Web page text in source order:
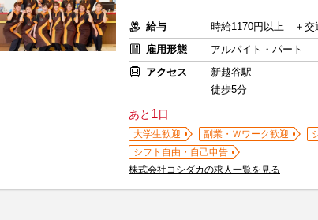
給与
時給1170円以上 ＋交
雇用形態
アルバイト・パート
アクセス
新越谷駅
徒歩5分
あと 1日
大学生歓迎 副業・Ｗワーク歓迎
シフト自由・自己申告
株式会社コシダカの求人一覧を見る